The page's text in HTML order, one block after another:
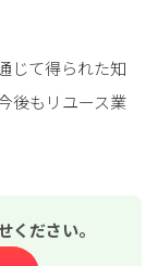
じて得られた知
後もリユース業
ください。